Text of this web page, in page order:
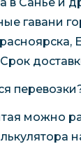
гавани
можно